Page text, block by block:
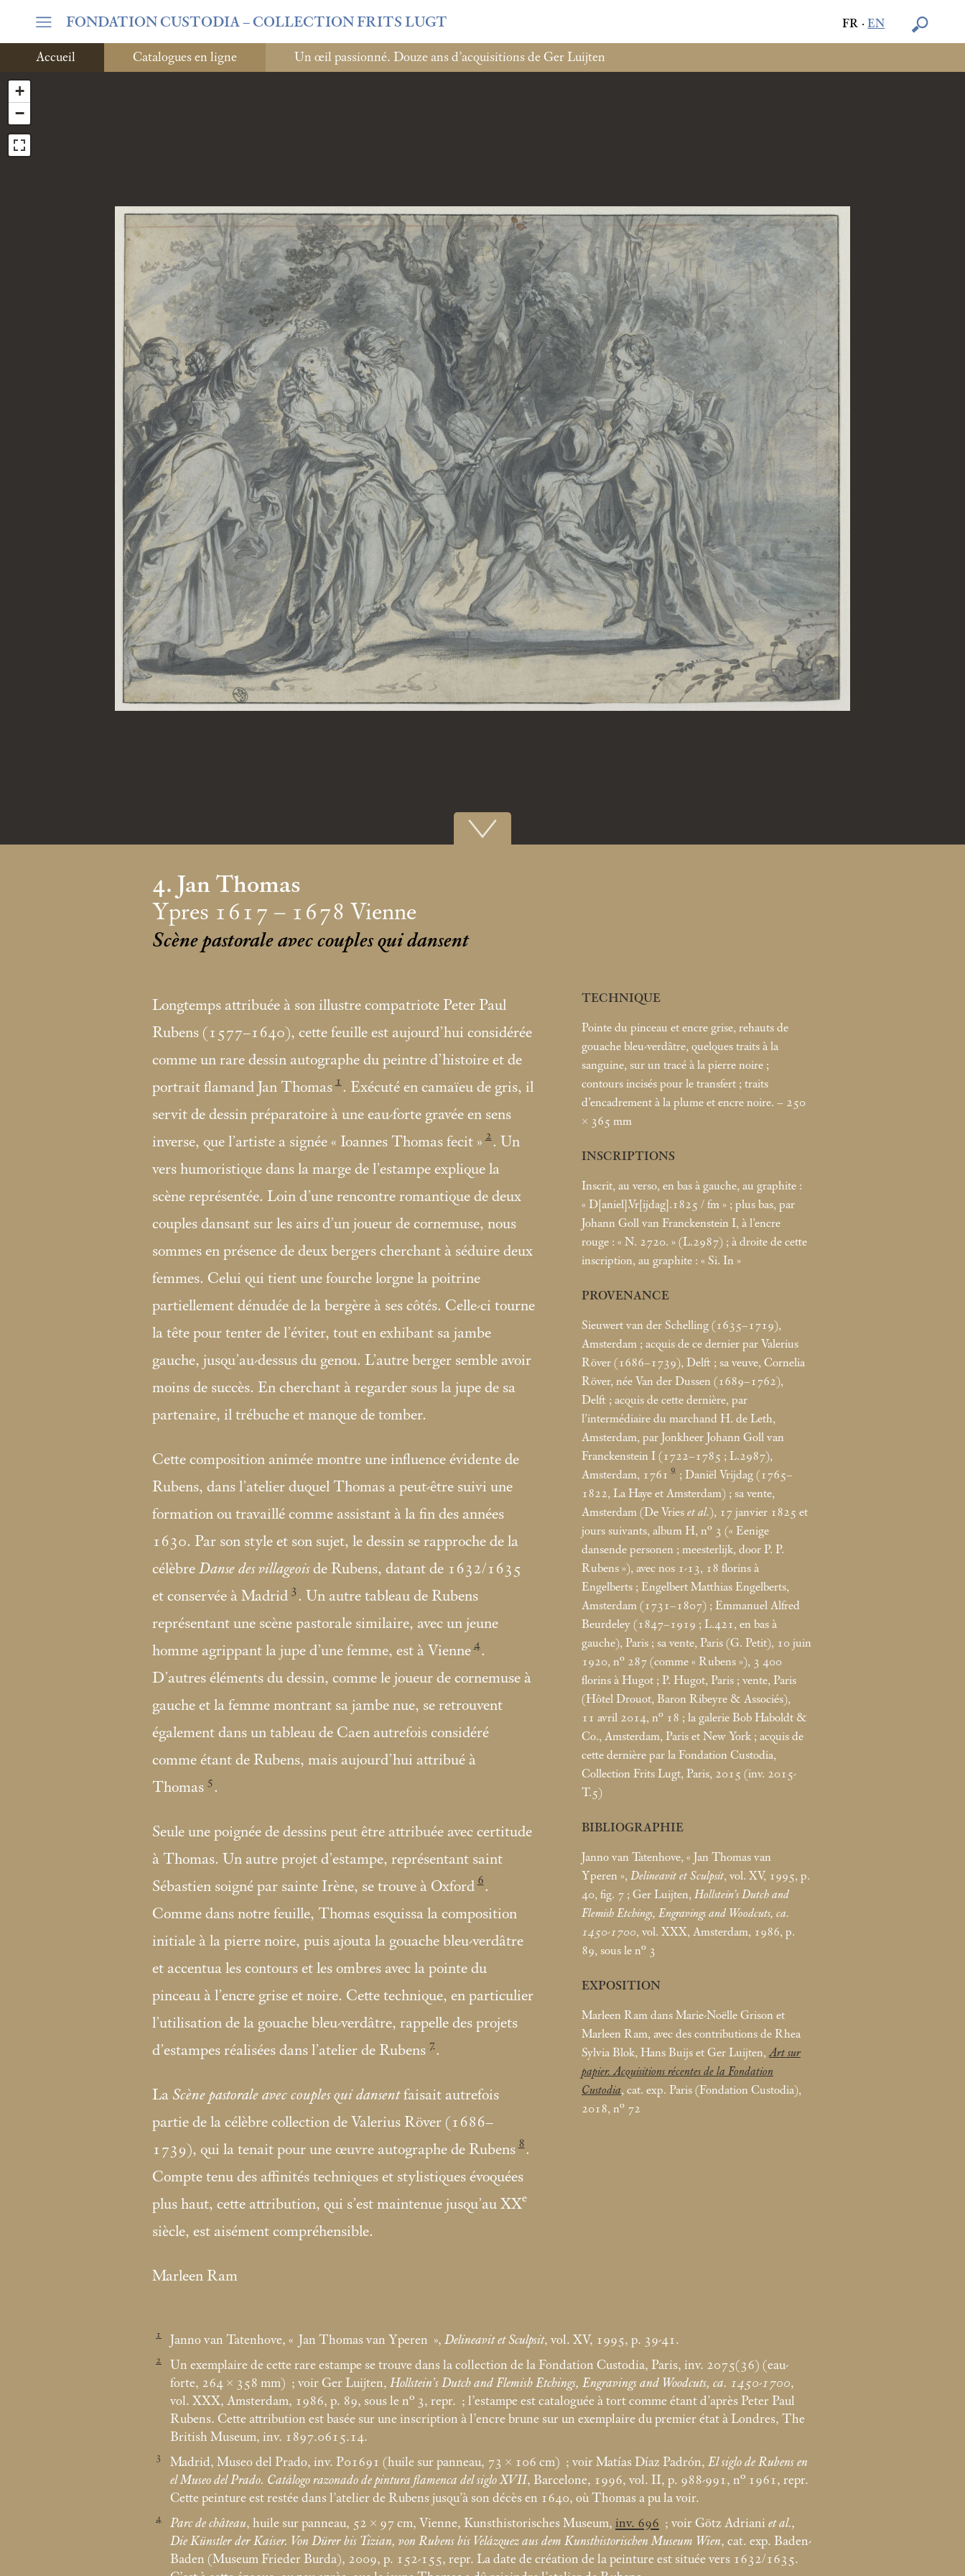
FR ·EN
FONDATION CUSTODIA– COLLECTION FRITS LUGT
Accueil Catalogues en ligne Un œil passionné. Douze ans d’acquisitions de Ger Luijten
+
−
4. Jan Thomas
Ypres 1617 – 1678 Vienne
Scène pastorale avec couples qui dansent
Longtemps attribuée à son illustre compatriote Peter Paul
Rubens (1577–1640), cette feuille est aujourd’hui considérée
comme un rare dessin autographe du peintre d’histoire et de
portrait flamand Jan Thomas 1 . Exécuté en camaïeu de gris, il
servit de dessin préparatoire à une eau-forte gravée en sens
inverse, que l’artiste a signée « Ioannes Thomas fecit » 2. Un
vers humoristique dans la marge de l’estampe explique la
scène représentée. Loin d’une rencontre romantique de deux
couples dansant sur les airs d’un joueur de cornemuse, nous
sommes en présence de deux bergers cherchant à séduire deux
femmes. Celui qui tient une fourche lorgne la poitrine
partiellement dénudée de la bergère à ses côtés. Celle-ci tourne
la tête pour tenter de l’éviter, tout en exhibant sa jambe
gauche, jusqu’au-dessus du genou. L’autre berger semble avoir
moins de succès. En cherchant à regarder sous la jupe de sa
partenaire, il trébuche et manque de tomber.
Cette composition animée montre une influence évidente de
Rubens, dans l’atelier duquel Thomas a peut-être suivi une
formation ou travaillé comme assistant à la fin des années
1630. Par son style et son sujet, le dessin se rapproche de la
célèbre Danse des villageoisde Rubens, datant de 1632/1635
et conservée à Madrid 3 . Un autre tableau de Rubens
représentant une scène pastorale similaire, avec un jeune
homme agrippant la jupe d’une femme, est à Vienne 4.
D’autres éléments du dessin, comme le joueur de cornemuse à
gauche et la femme montrant sa jambe nue, se retrouvent
également dans un tableau de Caen autrefois considéré
comme étant de Rubens, mais aujourd’hui attribué à
Thomas 5.
Seule une poignée de dessins peut être attribuée avec certitude
à Thomas. Un autre projet d’estampe, représentant saint
Sébastien soigné par sainte Irène, se trouve à Oxford 6.
Comme dans notre feuille, Thomas esquissa la composition
initiale à la pierre noire, puis ajouta la gouache bleu-verdâtre
et accentua les contours et les ombres avec la pointe du
pinceau à l’encre grise et noire. Cette technique, en particulier
l’utilisation de la gouache bleu-verdâtre, rappelle des projets
d’estampes réalisées dans l’atelier de Rubens 7.
La Scène pastorale avec couples qui dansentfaisait autrefois
partie de la célèbre collection de Valerius Röver (1686–
1739), qui la tenait pour une œuvre autographe de Rubens 8.
Compte tenu des affinités techniques et stylistiques évoquées
plus haut, cette attribution, qui s’est maintenue jusqu’au XXe
siècle, est aisément compréhensible.
Marleen Ram
TECHNIQUE
Pointe du pinceau et encre grise, rehauts de
gouache bleu-verdâtre, quelques traits à la
sanguine, sur un tracé à la pierre noire ;
contours incisés pour le transfert ; traits
d’encadrement à la plume et encre noire. – 250
× 365 mm
INSCRIPTIONS
Inscrit, au verso, en bas à gauche, au graphite :
« D[aniel].Vr[ijdag].1825 / fm » ; plus bas, par
Johann Goll van Franckenstein I, à l’encre
rouge : « N. 2720. » (L.2987) ; à droite de cette
inscription, au graphite : « Si. In »
PROVENANCE
Sieuwert van der Schelling (1635–1719),
Amsterdam ; acquis de ce dernier par Valerius
Röver (1686–1739), Delft ; sa veuve, Cornelia
Röver, née Van der Dussen (1689–1762),
Delft͏͏ ; acquis de cette dernière, par
l’intermédiaire du marchand H. de Leth,
Amsterdam, par Jonkheer Johann Goll van
Franckenstein I (1722–1785 ; L.2987),
Amsterdam, 1761 9 ; Daniël Vrijdag (1765–
1822, La Haye et Amsterdam) ; sa vente,
Amsterdam (De Vries et al.), 17 janvier 1825 et
jours suivants, album H, n° 3 (« Eenige
dansende personen ; meesterlijk, door P. P.
Rubens »), avec nos 1-13, 18 florins à
Engelberts ; Engelbert Matthias Engelberts,
Amsterdam (1731–1807) ; Emmanuel Alfred
Beurdeley (1847–1919 ; L.421, en bas à
gauche), Paris ; sa vente, Paris (G. Petit), 10 juin
1920, n° 287 (comme « Rubens »), 3 400
florins à Hugot ; P. Hugot, Paris ; vente, Paris
(Hôtel Drouot, Baron Ribeyre & Associés),
11 avril 2014, n° 18 ; la galerie Bob Haboldt &
Co., Amsterdam, Paris et New York ; acquis de
cette dernière par la Fondation Custodia,
Collection Frits Lugt, Paris, 2015 (inv. 2015-
T.5)
BIBLIOGRAPHIE
Janno van Tatenhove, « Jan Thomas van
Yperen », Delineavit et Sculpsit, vol. XV, 1995, p.
40, fig. 7 ; Ger Luijten, Hollstein’s Dutch and
Flemish Etchings, Engravings and Woodcuts, ca.
1450-1700, vol. XXX, Amsterdam, 1986, p.
89, sous le n° 3
EXPOSITION
Marleen Ram dans Marie-Noëlle Grison et
Marleen Ram, avec des contributions de Rhea
Sylvia Blok, Hans Buijs et Ger Luijten,Art sur
papier. Acquisitions récentes de la Fondation
Custodia, cat. exp. Paris (Fondation Custodia),
2018, n° 72
1 Janno van Tatenhove, « Jan Thomas van Yperen », Delineavit et Sculpsit, vol. XV, 1995, p. 39-41.
2
Un exemplaire de cette rare estampe se trouve dans la collection de la Fondation Custodia, Paris, inv. 2075(36) (eau-
forte, 264 × 358 mm) ; voir Ger Luijten, Hollstein’s Dutch and Flemish Etchings, Engravings and Woodcuts, ca. 1450-1700,
vol. XXX, Amsterdam, 1986, p. 89, sous le n° 3, repr. ; l’estampe est cataloguée à tort comme étant d’après Peter Paul
Rubens. Cette attribution est basée sur une inscription à l’encre brune sur un exemplaire du premier état à Londres, The
British Museum, inv. 1897.0615.14.
3 Madrid, Museo del Prado, inv. P01691 (huile sur panneau, 73 × 106 cm) ; voir Matías Díaz Padrón, El siglo de Rubens en
el Museo del Prado. Catálogo razonado de pintura flamenca del siglo XVII, Barcelone, 1996, vol. II, p. 988-991, n° 1961, repr.
Cette peinture est restée dans l’atelier de Rubens jusqu’à son décès en 1640, où Thomas a pu la voir.
4 Parc de château, huile sur panneau, 52 × 97 cm, Vienne, Kunsthistorisches Museum, inv. 696 ; voir Götz Adriani et al.,
Die Künstler der Kaiser. Von Dürer bis Tizian, von Rubens bis Velázquez aus dem Kunsthistorischen Museum Wien, cat. exp. Baden-
Baden (Museum Frieder Burda), 2009, p. 152-155, repr. La date de création de la peinture est située vers 1632/1635.